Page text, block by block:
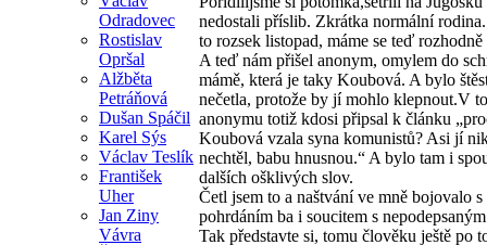
Odradovec
Rostislav
Opršal
Alžběta
Petráňová
Dušan Spáčil
Karel Sýs
Václav Teslík
František
Uher
Jan Ziny
Vávra
nedostali příslib. Zkrátka normální
to rozsek listopad, máme se teď
A teď nám přišel anonym, omylem do
mámě, která je taky Koubová. A bylo
nečetla, protože by jí mohlo klepnout.V
anonymu totiž kdosi připsal k článku
Koubová vzala syna komunistů? Asi jí
nechtěl, babu hnusnou.“ A bylo tam i
dalších ošklivých slov.
Četl jsem to a naštvání ve mně bojovalo s
pohrdáním ba i soucitem s
Tak představte si, tomu člověku ještě po